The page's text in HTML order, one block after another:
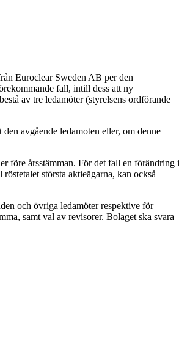
Euroclear Sweden AB per den
fall, intill dess att ny
av tre ledamöter (styrelsens ordförande
avgående ledamoten eller, om denne
före årsstämman. För det fall en förändring i
största aktieägarna, kan också
och övriga ledamöter respektive för
samt val av revisorer. Bolaget ska svara